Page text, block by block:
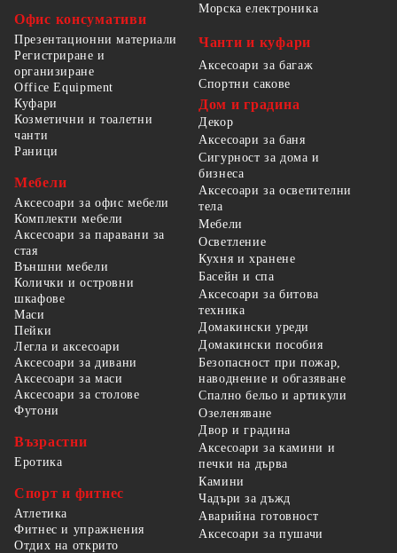
Офис консумативи
Презентационни материали
Регистриране и
организиране
Office Equipment
Морска електроника
Чанти и куфари
Аксесоари за багаж
Спортни сакове
Куфари
Козметични и тоалетни
чанти
Раници
Мебели
Аксесоари за офис мебели
Комплекти мебели
Аксесоари за паравани за
стая
Външни мебели
Колички и островни
шкафове
Маси
Пейки
Легла и аксесоари
Аксесоари за дивани
Аксесоари за маси
Аксесоари за столове
Футони
Възрастни
Еротика
Спорт и фитнес
Атлетика
Фитнес и упражнения
Отдих на открито
Дом и градина
Декор
Аксесоари за баня
Сигурност за дома и
бизнеса
Аксесоари за осветителни
тела
Мебели
Осветление
Кухня и хранене
Басейн и спа
Аксесоари за битова
техника
Домакински уреди
Домакински пособия
Безопасност при пожар,
наводнение и обгазяване
Спално бельо и артикули
Озеленяване
Двор и градина
Аксесоари за камини и
печки на дърва
Камини
Чадъри за дъжд
Аварийна готовност
Аксесоари за пушачи